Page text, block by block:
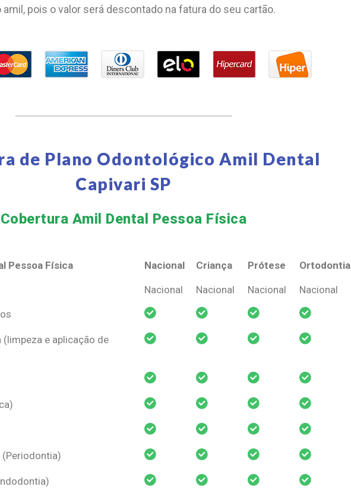
amil, pois o valor será descontado na fatura do seu cartão.
de Plano Odontológico Amil Dental
Capivari SP
Cobertura Amil Dental Pessoa Física​
Pessoa Física Nacional Criança Prótese
Ortodontia
Pessoa Física
Nacional Criança Prótese Ortodontia
Nacional Nacional Nacional Nacional
e aplicação de